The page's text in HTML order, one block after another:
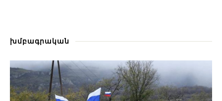
խմբագրական